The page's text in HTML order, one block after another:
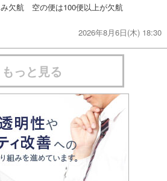
み欠航 空の便は100便以上が欠航
2026年8月6日(木) 18:30
もっと見る